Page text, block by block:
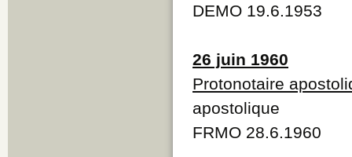
DEMO 19.6.1953
26 juin 1960
Protonotaire
apostolique
FRMO 28.6.1960